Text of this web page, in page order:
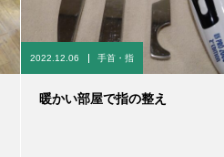
2022.12.06 手首・指
暖かい部屋で指の整え